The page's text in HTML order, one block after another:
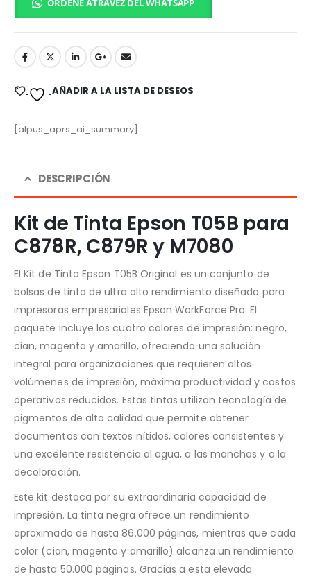
ORDENE ATRAVEZ DEL WHATSAPP
AÑADIR A LA LISTA DE DESEOS
[alpus_aprs_ai_summary]
DESCRIPCIÓN
Kit de Tinta Epson T05B para
C878R, C879R y M7080
El Kit de Tinta Epson T05B Original es un conjunto de
bolsas de tinta de ultra alto rendimiento diseñado para
impresoras empresariales Epson WorkForce Pro. El
paquete incluye los cuatro colores de impresión: negro,
cian, magenta y amarillo, ofreciendo una solución
integral para organizaciones que requieren altos
volúmenes de impresión, máxima productividad y costos
operativos reducidos. Estas tintas utilizan tecnología de
pigmentos de alta calidad que permite obtener
documentos con textos nítidos, colores consistentes y
una excelente resistencia al agua, a las manchas y a la
decoloración.
Este kit destaca por su extraordinaria capacidad de
impresión. La tinta negra ofrece un rendimiento
aproximado de hasta 86.000 páginas, mientras que cada
color (cian, magenta y amarillo) alcanza un rendimiento
de hasta 50.000 páginas. Gracias a esta elevada